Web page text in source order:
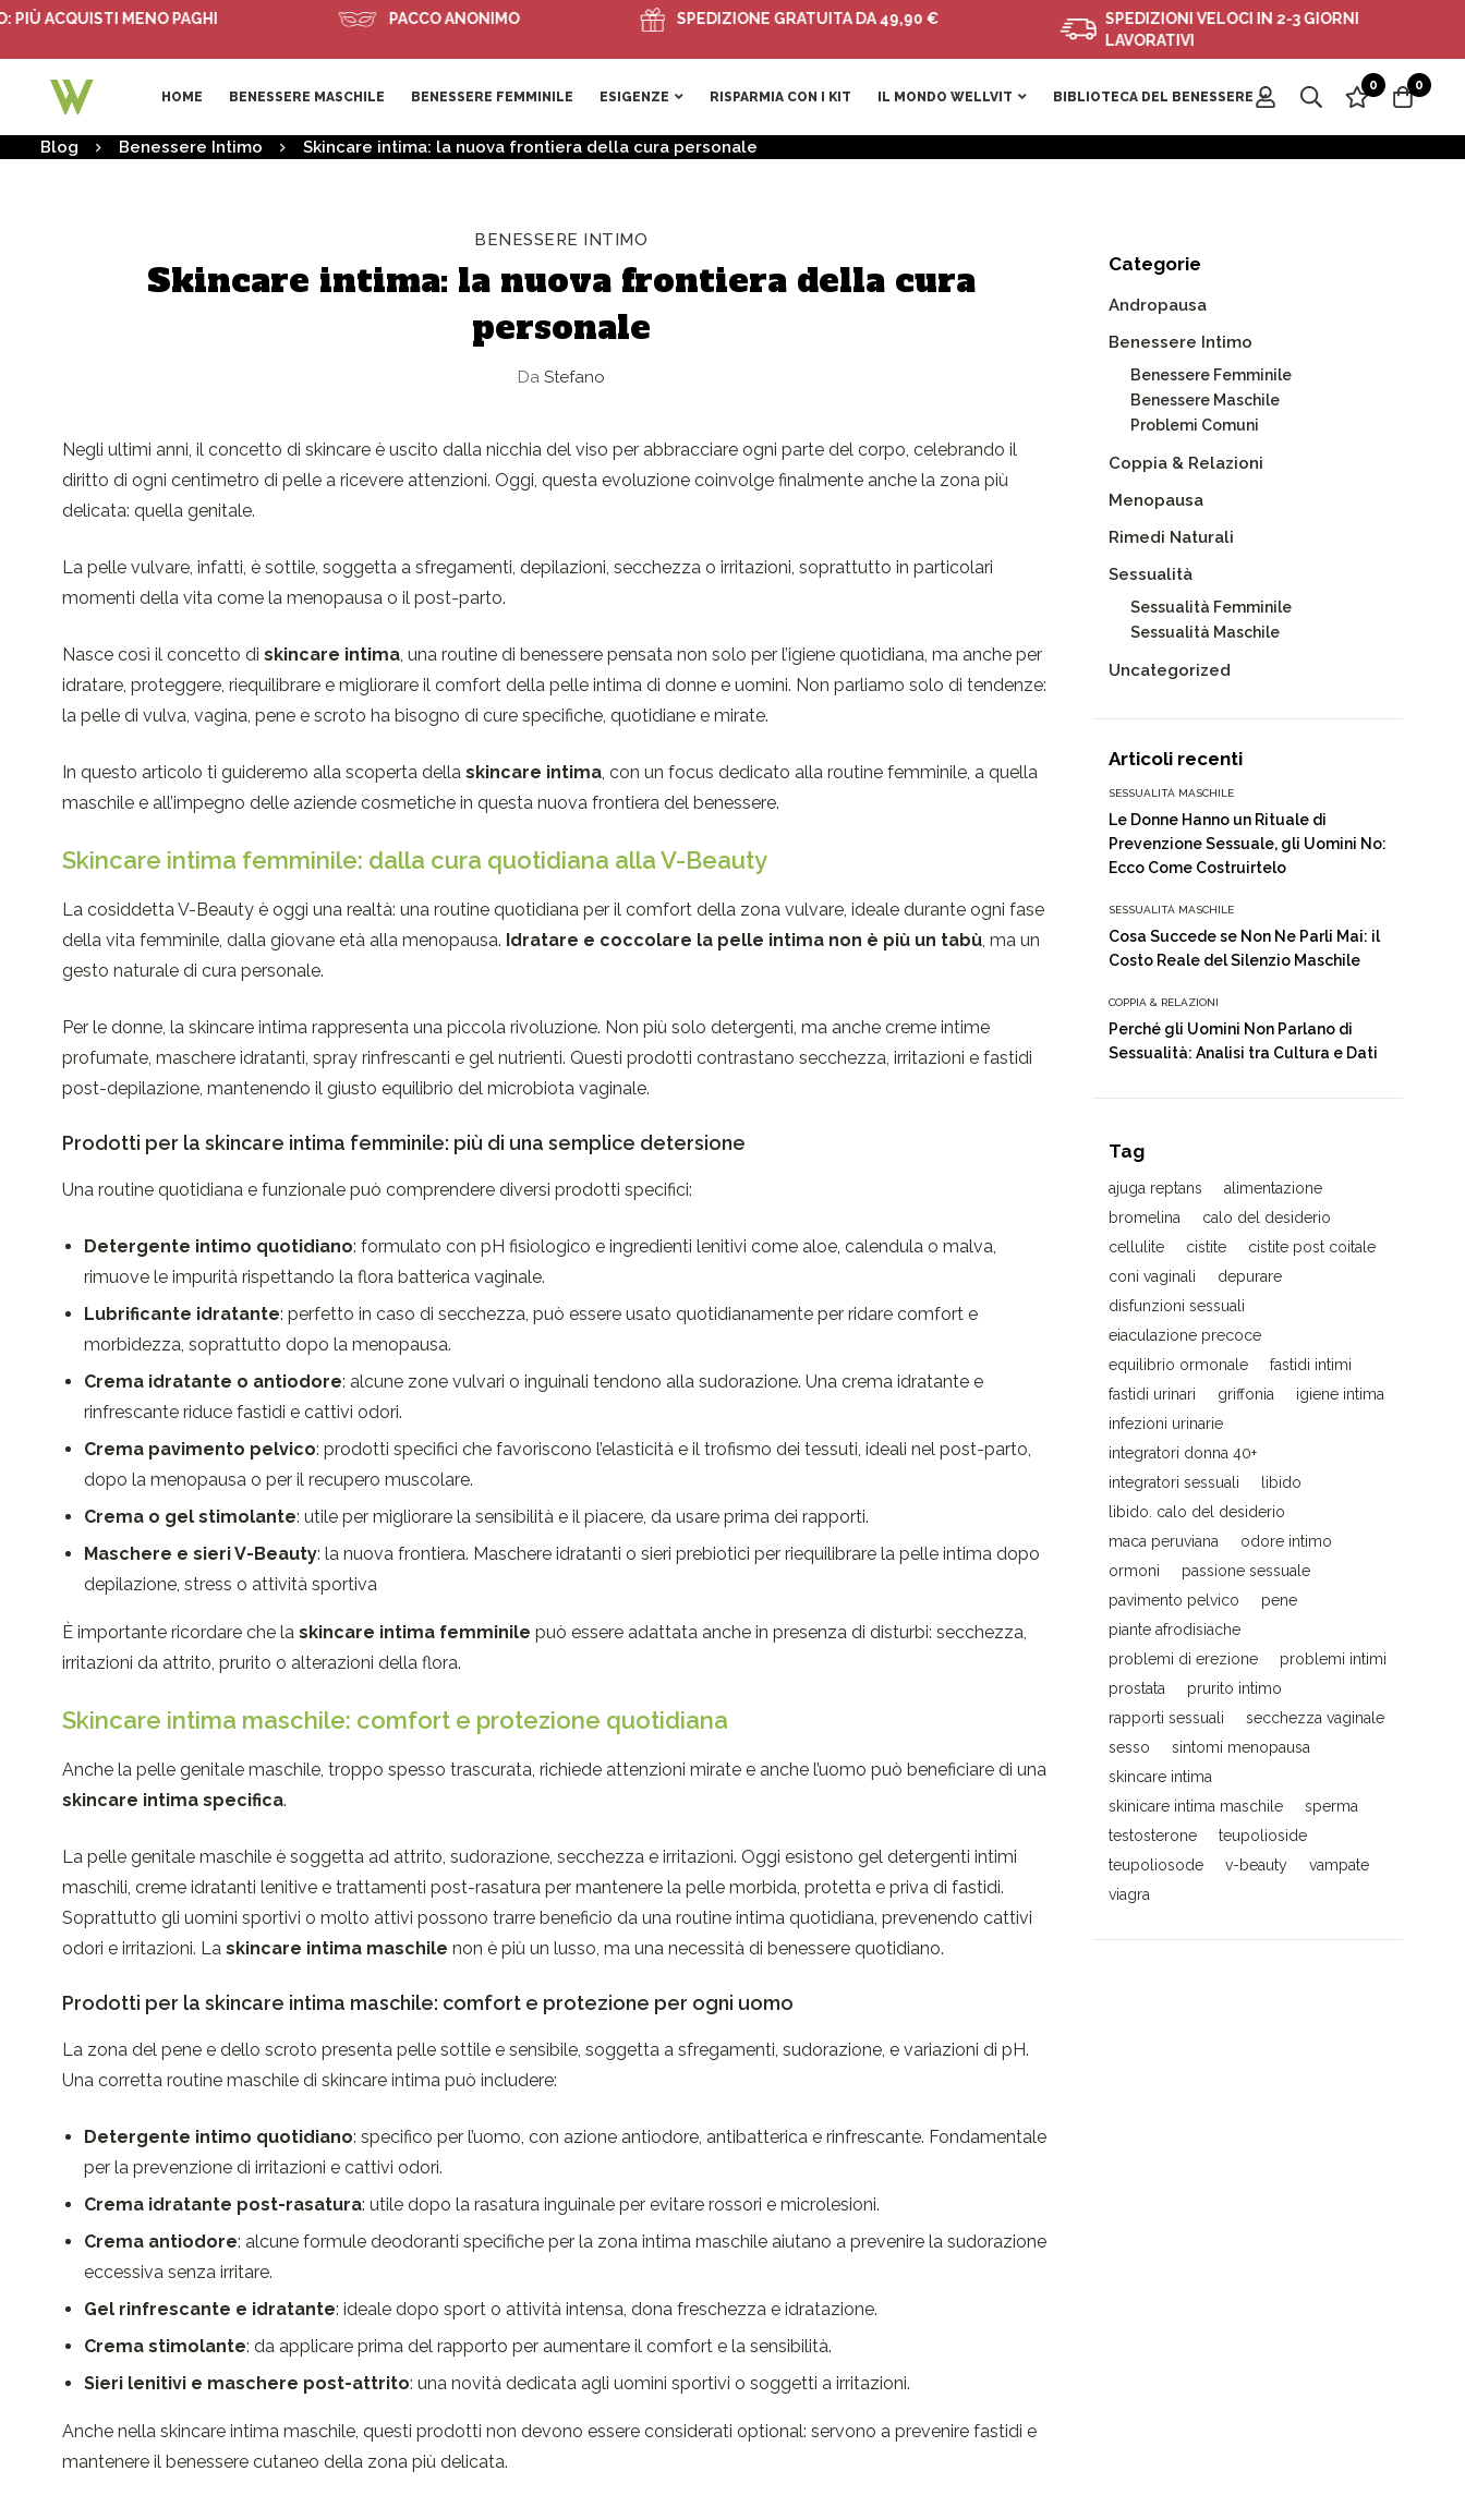
MENO PAGHI PACCO ANONIMO SPEDIZIONE GRATUITA DA 49,90 €
SPEDIZIONI VELOCI IN 2-3 GIORNI
LAVORATIVI
HOME BENESSERE MASCHILE BENESSERE FEMMINILE ESIGENZE RISPARMIA CON I KIT IL MONDO WELLVIT BIBLIOTECA DEL BENESSERE
0 0
Blog Benessere Intimo Skincare intima: la nuova frontiera della cura personale
BENESSERE INTIMO
Skincare intima: la nuova frontiera della cura
personale
DaStefano
Negli ultimi anni, il concetto di skincare è uscito dalla nicchia del viso per abbracciare ogni parte del corpo, celebrando il
diritto di ogni centimetro di pelle a ricevere attenzioni. Oggi, questa evoluzione coinvolge finalmente anche la zona più
delicata: quella genitale.
La pelle vulvare, infatti, è sottile, soggetta a sfregamenti, depilazioni, secchezza o irritazioni, soprattutto in particolari
momenti della vita come la menopausa o il post-parto.
Nasce così il concetto di skincare intima, una routine di benessere pensata non solo per l’igiene quotidiana, ma anche per
idratare, proteggere, riequilibrare e migliorare il comfort della pelle intima di donne e uomini. Non parliamo solo di tendenze:
la pelle di vulva, vagina, pene e scroto ha bisogno di cure specifiche, quotidiane e mirate.
In questo articolo ti guideremo alla scoperta della skincare intima, con un focus dedicato alla routine femminile, a quella
maschile e all’impegno delle aziende cosmetiche in questa nuova frontiera del benessere.
Skincare intima femminile: dalla cura quotidiana alla V-Beauty
La cosiddetta V-Beauty è oggi una realtà: una routine quotidiana per il comfort della zona vulvare, ideale durante ogni fase
della vita femminile, dalla giovane età alla menopausa. Idratare e coccolare la pelle intima non è più un tabù, ma un
gesto naturale di cura personale.
Per le donne, la skincare intima rappresenta una piccola rivoluzione. Non più solo detergenti, ma anche creme intime
profumate, maschere idratanti, spray rinfrescanti e gel nutrienti. Questi prodotti contrastano secchezza, irritazioni e fastidi
post-depilazione, mantenendo il giusto equilibrio del microbiota vaginale.
Prodotti per la skincare intima femminile: più di una semplice detersione
Una routine quotidiana e funzionale può comprendere diversi prodotti specifici:
Detergente intimo quotidiano: formulato con pH fisiologico e ingredienti lenitivi come aloe, calendula o malva,
rimuove le impurità rispettando la flora batterica vaginale.
Lubrificante idratante: perfetto in caso di secchezza, può essere usato quotidianamente per ridare comfort e
morbidezza, soprattutto dopo la menopausa.
Crema idratante o antiodore: alcune zone vulvari o inguinali tendono alla sudorazione. Una crema idratante e
rinfrescante riduce fastidi e cattivi odori.
Crema pavimento pelvico: prodotti specifici che favoriscono l’elasticità e il trofismo dei tessuti, ideali nel post-parto,
dopo la menopausa o per il recupero muscolare.
Crema o gel stimolante: utile per migliorare la sensibilità e il piacere, da usare prima dei rapporti.
Maschere e sieri V-Beauty: la nuova frontiera. Maschere idratanti o sieri prebiotici per riequilibrare la pelle intima dopo
depilazione, stress o attività sportiva
È importante ricordare che la skincare intima femminile può essere adattata anche in presenza di disturbi: secchezza,
irritazioni da attrito, prurito o alterazioni della flora.
Skincare intima maschile: comfort e protezione quotidiana
Anche la pelle genitale maschile, troppo spesso trascurata, richiede attenzioni mirate e anche l’uomo può beneficiare di una
skincare intima specifica.
La pelle genitale maschile è soggetta ad attrito, sudorazione, secchezza e irritazioni. Oggi esistono gel detergenti intimi
maschili, creme idratanti lenitive e trattamenti post-rasatura per mantenere la pelle morbida, protetta e priva di fastidi.
Soprattutto gli uomini sportivi o molto attivi possono trarre beneficio da una routine intima quotidiana, prevenendo cattivi
odori e irritazioni. La skincare intima maschile non è più un lusso, ma una necessità di benessere quotidiano.
Prodotti per la skincare intima maschile: comfort e protezione per ogni uomo
La zona del pene e dello scroto presenta pelle sottile e sensibile, soggetta a sfregamenti, sudorazione, e variazioni di pH.
Una corretta routine maschile di skincare intima può includere:
Detergente intimo quotidiano: specifico per l’uomo, con azione antiodore, antibatterica e rinfrescante. Fondamentale
per la prevenzione di irritazioni e cattivi odori.
Crema idratante post-rasatura: utile dopo la rasatura inguinale per evitare rossori e microlesioni.
Crema antiodore: alcune formule deodoranti specifiche per la zona intima maschile aiutano a prevenire la sudorazione
eccessiva senza irritare.
Gel rinfrescante e idratante: ideale dopo sport o attività intensa, dona freschezza e idratazione.
Crema stimolante: da applicare prima del rapporto per aumentare il comfort e la sensibilità.
Sieri lenitivi e maschere post-attrito: una novità dedicata agli uomini sportivi o soggetti a irritazioni.
Anche nella skincare intima maschile, questi prodotti non devono essere considerati optional: servono a prevenire fastidi e
mantenere il benessere cutaneo della zona più delicata.
Categorie
Andropausa
Benessere Intimo
Benessere Femminile
Benessere Maschile
Problemi Comuni
Coppia & Relazioni
Menopausa
Rimedi Naturali
Sessualità
Sessualità Femminile
Sessualità Maschile
Uncategorized
Articoli recenti
SESSUALITÀ MASCHILE
Le Donne Hanno un Rituale di
Prevenzione Sessuale, gli Uomini No:
Ecco Come Costruirtelo
SESSUALITÀ MASCHILE
Cosa Succede se Non Ne Parli Mai: il
Costo Reale del Silenzio Maschile
COPPIA & RELAZIONI
Perché gli Uomini Non Parlano di
Sessualità: Analisi tra Cultura e Dati
Tag
ajuga reptans
alimentazione
bromelina
calo del desiderio
cellulite
cistite
cistite post coitale
coni vaginali
depurare
disfunzioni sessuali
eiaculazione precoce
equilibrio ormonale
fastidi intimi
fastidi urinari
griffonia
igiene intima
infezioni urinarie
integratori donna 40+
integratori sessuali
libido
libido. calo del desiderio
maca peruviana
odore intimo
ormoni
passione sessuale
pavimento pelvico
pene
piante afrodisiache
problemi di erezione
problemi intimi
prostata
prurito intimo
rapporti sessuali
secchezza vaginale
sesso
sintomi menopausa
skincare intima
skinicare intima maschile
sperma
testosterone
teupolioside
teupoliosode
v-beauty
vampate
viagra